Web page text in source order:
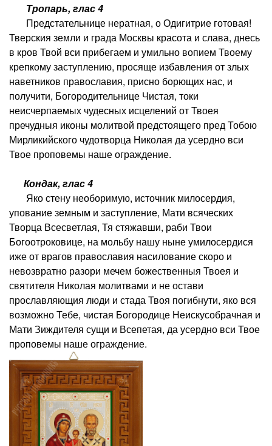
Тропарь, глас 4
Предстательнице нератная, о Одигитрие готовая!
Тверския земли и града Москвы красота и слава, днесь
в кров Твой вси прибегаем и умильно вопием Твоему
крепкому заступлению, просяще избавления от злых
наветников православия, присно борющих нас, и
получити, Богородительнице Чистая, токи
неисчерпаемых чудесных исцелений от Твоея
пречудныя иконы молитвой предстоящего пред Тобою
Мирликийского чудотворца Николая да усердно вси
Твое проповемы наше ограждение.
Кондак, глас 4
Яко стену необоримую, источник милосердия,
упование земным и заступление, Мати всяческих
Творца Всесветлая, Тя стяжавши, раби Твои
Богоотроковице, на мольбу нашу ныне умилосердися
иже от врагов православия насилование скоро и
невозвратно разори мечем божественныя Твоея и
святителя Николая молитвами и не остави
прославляющия люди и стада Твоя погибнути, яко вся
возможно Тебе, чистая Богородице Неискусобрачная и
Мати Зиждителя сущи и Всепетая, да усердно вси Твое
проповемы наше ограждение.